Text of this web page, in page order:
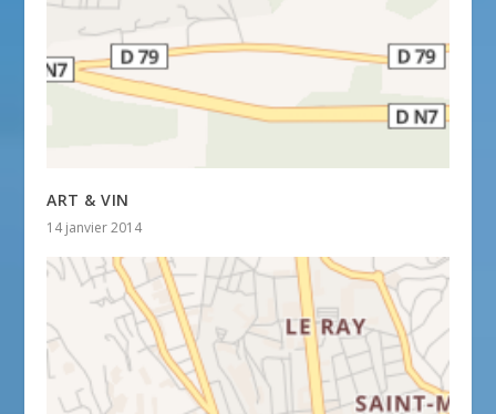
ART & VIN
14 janvier 2014